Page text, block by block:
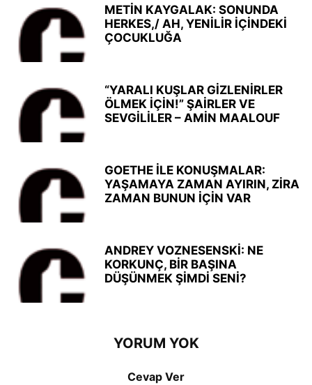
METİN KAYGALAK: SONUNDA
HERKES,/ AH, YENİLİR İÇİNDEKİ
ÇOCUKLUĞA
“YARALI KUŞLAR GİZLENİRLER
ÖLMEK İÇİN!” ŞAİRLER VE
SEVGİLİLER – AMİN MAALOUF
GOETHE İLE KONUŞMALAR:
YAŞAMAYA ZAMAN AYIRIN, ZİRA
ZAMAN BUNUN İÇİN VAR
ANDREY VOZNESENSKİ: NE
KORKUNÇ, BİR BAŞINA
DÜŞÜNMEK ŞİMDİ SENİ?
YORUM YOK
Cevap Ver